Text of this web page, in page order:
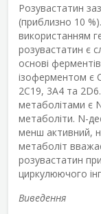
Розувастатин
(приблизно 10
використанням
розувастатин є
основі
ізоферментом є
2C19, 3A4 та
метаболітами є
метаболіти. N-
менш активний,
метаболіт
розувастатин
циркулюючого
Виведення